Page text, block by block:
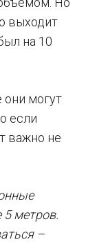
выходит
на 10
они могут
если
важно не
метров.
–